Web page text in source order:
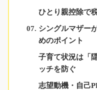
ひとり親控除で
シングルマザー
めのポイント
子育て状況は「
ッチを防ぐ
志望動機・自己